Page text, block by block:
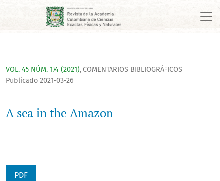
A sea in the Amazon
VOL. 45 NÚM. 174 (2021), COMENTARIOS BIBLIOGRÁFICOS
A sea in the Amazon
Publicado 2021-03-26
PDF